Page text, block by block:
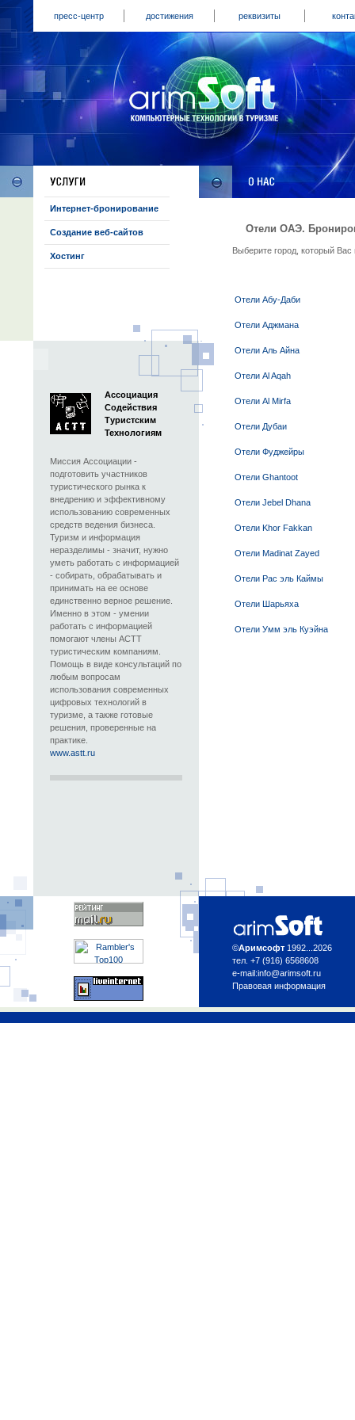
пресс-центр достижения реквизиты
Интернет-бронирование
Создание веб-сайтов
Хостинг
Ассоциация
Содействия
Туристским
Технологиям
Миссия Ассоциации -
подготовить участников
туристического рынка к
внедрению и эффективному
использованию современных
средств ведения бизнеса.
Туризм и информация
неразделимы - значит, нужно
уметь работать с информацией
- собирать, обрабатывать и
принимать на ее основе
единственно верное решение.
Именно в этом - умении
работать с информацией
помогают члены АСТТ
туристическим компаниям.
Помощь в виде консультаций по
любым вопросам
использования современных
цифровых технологий в
туризме, а также готовые
решения, проверенные на
практике.
www.astt.ru
Отели ОАЭ.
Выберите город, который Вас
Отели Абу-Даби
Отели Аджмана
Отели Аль Айна
Отели Al Aqah
Отели Al Mirfa
Отели Дубаи
Отели Фуджейры
Отели Ghantoot
Отели Jebel Dhana
Отели Khor Fakkan
Отели Madinat Zayed
Отели Рас эль Каймы
Отели Шарьяха
Отели Умм эль Куэйна
©Аримсофт 1992...2026
тел. +7 (916) 6568608
e-mail:info@arimsoft.ru
Правовая информация